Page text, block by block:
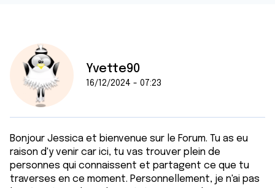
Yvette90
16/12/2024 - 07:23
Bonjour Jessica et bienvenue sur le Forum. Tu as eu
raison d'y venir car ici, tu vas trouver plein de
personnes qui connaissent et partagent ce que tu
traverses en ce moment. Personnellement, je n'ai pas